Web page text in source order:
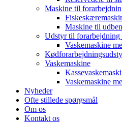
Maskine til
Maskine til
Udstyr til forarbejdning
Vaskemaskine
Vaskemaskine
Vaskemaskine
Nyheder
Ofte stillede spørgsmål
Om os
Kontakt os